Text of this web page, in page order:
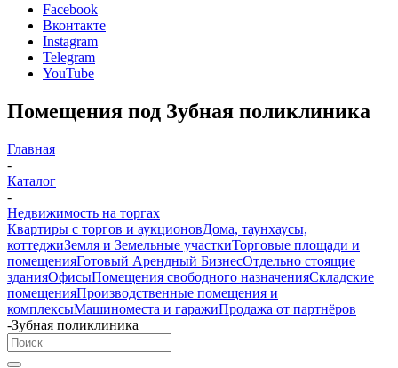
Facebook
Вконтакте
Instagram
Telegram
YouTube
Помещения под Зубная поликлиника
Главная
-
Каталог
-
Недвижимость на торгах
Квартиры с торгов и аукционовДома, таунхаусы,
коттеджиЗемля и Земельные участкиТорговые площади и
помещенияГотовый Арендный БизнесОтдельно стоящие
зданияОфисыПомещения свободного назначенияСкладские
помещенияПроизводственные помещения и
комплексыМашиноместа и гаражиПродажа от партнёров
-Зубная поликлиника